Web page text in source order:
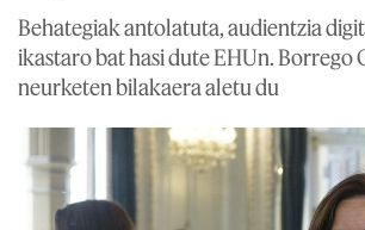
Behategiak antolatuta, audientzia
ikastaro bat hasi dute EHUn. Borrego
neurketen bilakaera aletu du